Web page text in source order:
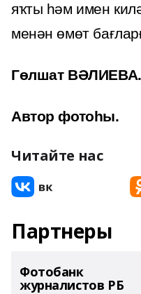
яҡты һәм имен
менән өмөт
Гөлшат ВӘЛИЕВА.
Автор фотоһы.
Читайте нас
Партнеры
Фотобанк
журналистов РБ